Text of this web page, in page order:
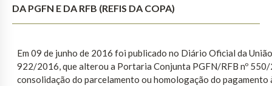
DA PGFN E DA RFB (REFIS DA COPA)
Em 09 de junho de 2016 foi publicado no Diário Oficial da
922/2016, que alterou a Portaria Conjunta PGFN/RFB nº
consolidação do parcelamento ou homologação do